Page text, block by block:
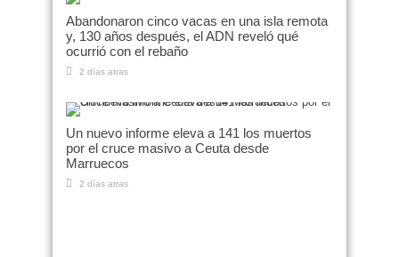
Abandonaron cinco vacas en una isla remota
y, 130 años después, el ADN reveló qué
ocurrió con el rebaño
2 días atras
Un nuevo informe eleva a 141 los muertos
por el cruce masivo a Ceuta desde
Marruecos
2 días atras